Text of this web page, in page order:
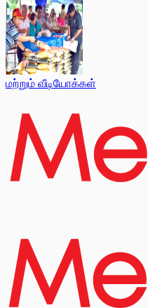
மற்றும் வீடியோக்கள்